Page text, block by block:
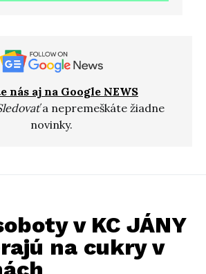
nás aj na Google NEWS
a nepremeškáte žiadne
novinky.
v KC JÁNY
na cukry v